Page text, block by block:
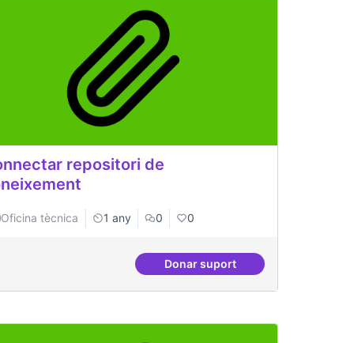
de migració a FLOSS
repositori de
Oficina tècnica 1 any 0 0
Donar suportConnectar repositori de